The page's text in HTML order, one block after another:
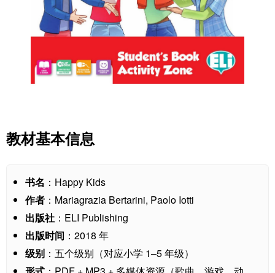
教材基本信息
书名 ：Happy Kids
作者 ：Mariagrazia Bertarini, Paolo Iotti
出版社 ：ELI Publishing
出版时间 ：2018 年
级别 ：五个级别（对应小学 1–5 年级）